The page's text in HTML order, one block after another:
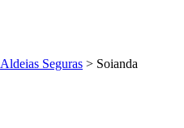
Aldeias Seguras > Soianda